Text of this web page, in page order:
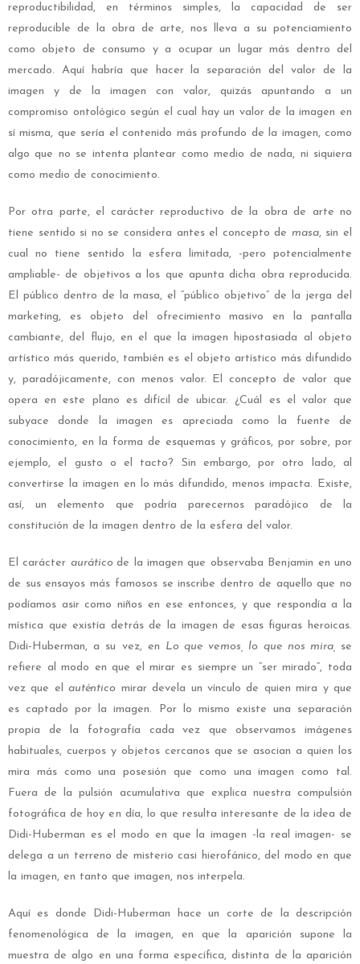
reproductibilidad, en términos simples, la capacidad de ser
reproducible de la obra de arte, nos lleva a su potenciamiento
como objeto de consumo y a ocupar un lugar más dentro del
mercado. Aquí habría que hacer la separación del valor de la
imagen y de la imagen con valor, quizás apuntando a un
compromiso ontológico según el cual hay un valor de la imagen en
sí misma, que sería el contenido más profundo de la imagen, como
algo que no se intenta plantear como medio de nada, ni siquiera
como medio de conocimiento.
Por otra parte, el carácter reproductivo de la obra de arte no
tiene sentido si no se considera antes el concepto de masa, sin el
cual no tiene sentido la esfera limitada, -pero potencialmente
ampliable- de objetivos a los que apunta dicha obra reproducida.
El público dentro de la masa, el “público objetivo” de la jerga del
marketing, es objeto del ofrecimiento masivo en la pantalla
cambiante, del flujo, en el que la imagen hipostasiada al objeto
artístico más querido, también es el objeto artístico más difundido
y, paradójicamente, con menos valor. El concepto de valor que
opera en este plano es difícil de ubicar. ¿Cuál es el valor que
subyace donde la imagen es apreciada como la fuente de
conocimiento, en la forma de esquemas y gráficos, por sobre, por
ejemplo, el gusto o el tacto? Sin embargo, por otro lado, al
convertirse la imagen en lo más difundido, menos impacta. Existe,
así, un elemento que podría parecernos paradójico de la
constitución de la imagen dentro de la esfera del valor.
El carácter auráticode la imagen que observaba Benjamin en uno
de sus ensayos más famosos se inscribe dentro de aquello que no
podíamos asir como niños en ese entonces, y que respondía a la
mística que existía detrás de la imagen de esas figuras heroicas.
Didi-Huberman, a su vez, en Lo que vemos, lo que nos mira, se
refiere al modo en que el mirar es siempre un “ser mirado”, toda
vez que elauténtico mirar devela un vínculo de quien mira y que
es captado por la imagen. Por lo mismo existe una separación
propia de la fotografía cada vez que observamos imágenes
habituales, cuerpos y objetos cercanos que se asocian a quien los
mira más como una posesión que como una imagen como tal.
Fuera de la pulsión acumulativa que explica nuestra compulsión
fotográfica de hoy en día, lo que resulta interesante de la idea de
Didi-Huberman es el modo en que la imagen -la real imagen- se
delega a un terreno de misterio casi hierofánico, del modo en que
la imagen, en tanto que imagen, nos interpela.
Aquí es donde Didi-Huberman hace un corte de la descripción
fenomenológica de la imagen, en que la aparición supone la
muestra de algo en una forma específica, distinta de la aparición